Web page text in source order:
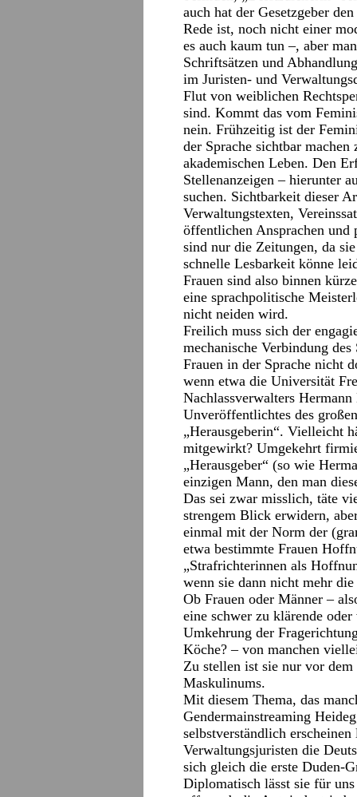
auch hat der Gesetzgeber
Rede ist, noch nicht einer
es auch kaum tun –, aber
Schriftsätzen und
im Juristen- und
Flut von weiblichen
sind. Kommt das vom
nein. Frühzeitig ist der
der Sprache sichtbar
akademischen Leben. Den
Stellenanzeigen – hierunter
suchen. Sichtbarkeit dieser
Verwaltungstexten,
öffentlichen Ansprachen und
sind nur die Zeitungen, da
schnelle Lesbarkeit könne
Frauen sind also binnen
eine sprachpolitische
nicht neiden wird.
Freilich muss sich der
mechanische Verbindung
Frauen in der Sprache nicht
wenn etwa die Universität
Nachlassverwalters
Unveröffentlichtes des
„Herausgeberin“. Vielleicht
mitgewirkt? Umgekehrt
„Herausgeber“ (so wie
einzigen Mann, den man
Das sei zwar misslich, täte
strengem Blick erwidern,
einmal mit der Norm der
etwa bestimmte Frauen
„Strafrichterinnen als
wenn sie dann nicht mehr
Ob Frauen oder Männer –
eine schwer zu klärende
Umkehrung der
Köche? – von manchen
Zu stellen ist sie nur vor
Maskulinums.
Mit diesem Thema, das
Gendermainstreaming
selbstverständlich
Verwaltungsjuristen die
sich gleich die erste Duden-
Diplomatisch lässt sie für